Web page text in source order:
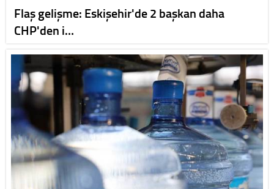
Flaş gelişme: Eskişehir'de 2 başkan daha
CHP'den i…